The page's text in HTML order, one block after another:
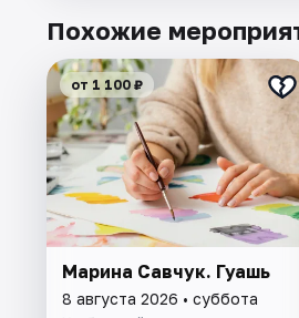
Похожие
от 1 100 ₽
Марина Савчук. Гуашь
8 августа 2026 • суббота